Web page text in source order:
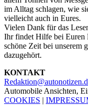
im Alltag schlagen, wie
vielleicht auch in Eures.
Vielen Dank für das
Ihr findet Hilfe bei Euren
schöne Zeit bei unserem
dazugehört.
KONTAKT
Automobile Ansichten,
COOKIES |